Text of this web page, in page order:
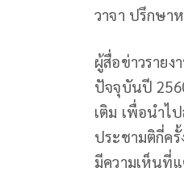
วาจา ปรึกษา
ผู้สื่อข่าวรายง
ปัจจุบันปี
เติม เพื่อนำไ
ประชามติกี่ค
มีความเห็นที่